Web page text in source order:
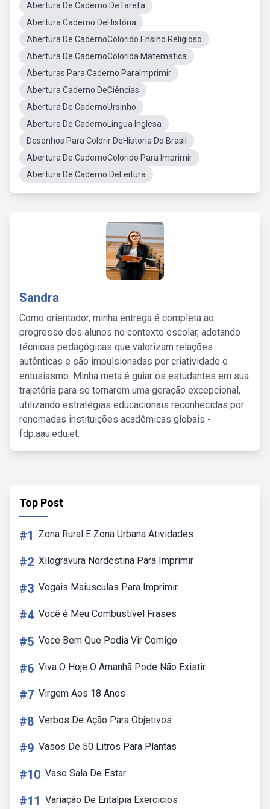
Abertura De Caderno DeTarefa
Abertura Caderno DeHistória
Abertura De CadernoColorido Ensino Religioso
Abertura De CadernoColorida Matematica
Aberturas Para Caderno ParaImprimir
Abertura Caderno DeCiências
Abertura De CadernoUrsinho
Abertura De CadernoLingua Inglesa
Desenhos Para Colorir DeHistoria Do Brasil
Abertura De CadernoColorido Para Imprimir
Abertura De Caderno DeLeitura
Sandra
Como orientador, minha entrega é completa ao
progresso dos alunos no contexto escolar, adotando
técnicas pedagógicas que valorizam relações
autênticas e são impulsionadas por criatividade e
entusiasmo. Minha meta é guiar os estudantes em sua
trajetória para se tornarem uma geração excepcional,
utilizando estratégias educacionais reconhecidas por
renomadas instituições acadêmicas globais -
fdp.aau.edu.et.
Top Post
#1 Zona Rural E Zona Urbana Atividades
#2 Xilogravura Nordestina Para Imprimir
#3 Vogais Maiusculas Para Imprimir
#4 Você é Meu Combustível Frases
#5 Voce Bem Que Podia Vir Comigo
#6 Viva O Hoje O Amanhã Pode Não Existir
#7 Virgem Aos 18 Anos
#8 Verbos De Ação Para Objetivos
#9 Vasos De 50 Litros Para Plantas
#10 Vaso Sala De Estar
#11 Variação De Entalpia Exercicios